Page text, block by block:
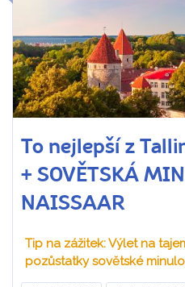
To nejlepší z
+ SOVĚTSKÁ
NAISSAAR
Tip na zážitek: Výlet na
pozůstatky sovětské